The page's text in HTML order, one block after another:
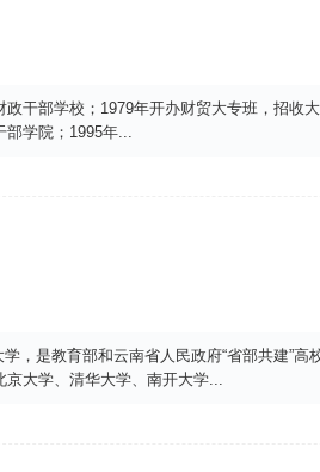
干部学校；1979年开办财贸大专班，招收
部学院；1995年...
，是教育部和云南省人民政府“省部共建”高
京大学、清华大学、南开大学...